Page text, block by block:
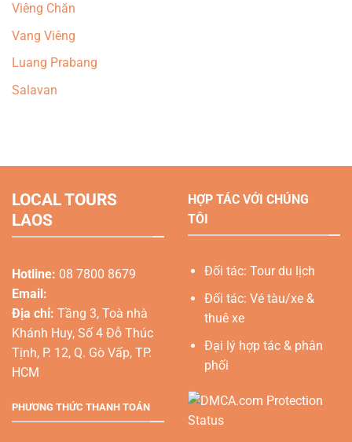
Viêng Chăn
Vang Viêng
Luang Prabang
Salavan
LOCAL TOURS
LAOS
Hotline: 08 7800 8679
Email:
Địa chỉ: Tầng 3, Toà nhà
Khánh Huy, Số 4 Đỗ Thúc
Tịnh, P. 12, Q. Gò Vấp, TP.
HCM
PHƯƠNG THỨC THANH TOÁN
HỢP TÁC VỚI CHÚNG
TÔI
Đối tác: Tour du lịch
Đối tác: Vé tàu/xe &
thuê xe
Đại lý hợp tác & phân
phối